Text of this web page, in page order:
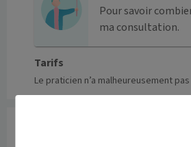
Pour savoir
ma consultation.
Tarifs
Le praticien n’a malheureusement